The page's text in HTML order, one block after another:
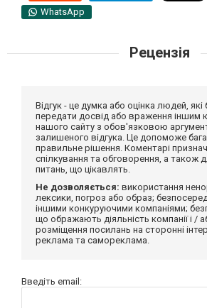
WhatsApp
Рецензія
Відгук - це думка або оцінка людей,
передати досвід або враження іншим
нашого сайту з обов'язковою
залишеного відгука. Це допоможе
правильне рішення. Коментарі
спілкування та обговорення, а також
питань, що цікавлять.
Не дозволяється: використання
лексики, погроз або образ;
іншими конкуруючими компаніями;
що ображають діяльність компанії і /
розміщення посилань на сторонні
реклама та самореклама.
Введіть email: